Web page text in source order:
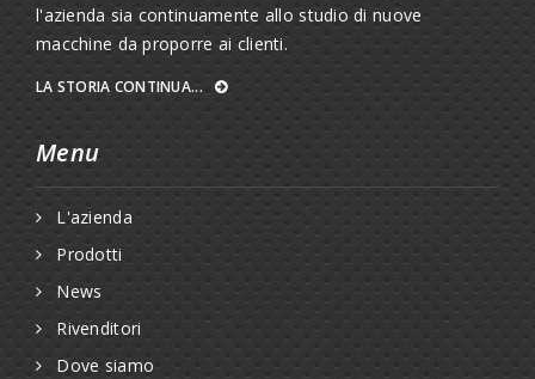
l'azienda sia continuamente allo studio di nuove
macchine da proporre ai clienti.
LA STORIA CONTINUA...
Menu
L'azienda
Prodotti
News
Rivenditori
Dove siamo